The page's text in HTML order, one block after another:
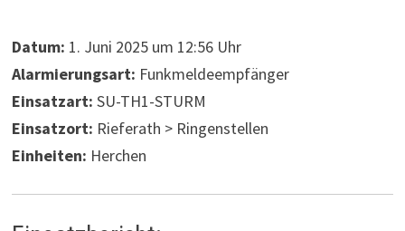
Datum: 1. Juni 2025 um 12:56 Uhr
Alarmierungsart: Funkmeldeempfänger
Einsatzart: SU-TH1-STURM
Einsatzort: Rieferath > Ringenstellen
Einheiten: Herchen